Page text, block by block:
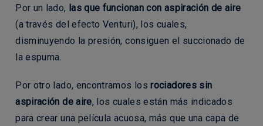
Por un lado, las que funcionan con aspiración de aire
(a través del efecto Venturi), los cuales,
disminuyendo la presión, consiguen el succionado de
la espuma.
Por otro lado, encontramos losrociadores sin
aspiración de aire, los cuales están más indicados
para crear una película acuosa, más que una capa de